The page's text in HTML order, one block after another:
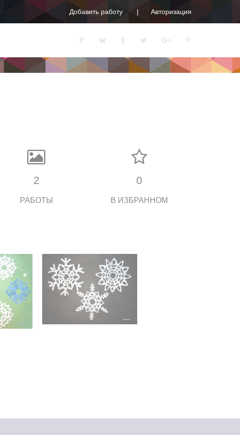
Добавить работу Авторизация
2
РАБОТЫ
0
В ИЗБРАННОМ